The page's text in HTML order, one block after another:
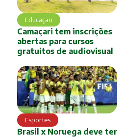
Educação
Camaçari tem inscrições
abertas para cursos
gratuitos de audiovisual
Esportes
Brasil x Noruega deve ter